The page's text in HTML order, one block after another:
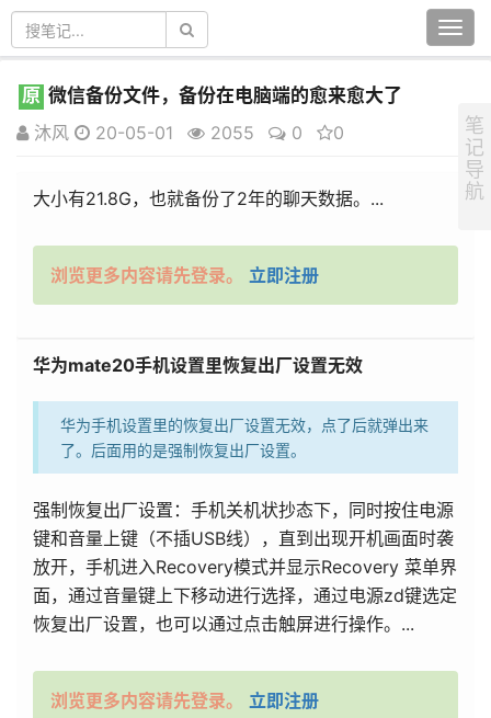
原 微信备份文件，备份在电脑端的愈来愈大了
沐风
20-05-01 2055 0 0
大小有21.8G，也就备份了2年的聊天数据。...
浏览更多内容请先登录。 立即注册
华为mate20手机设置里恢复出厂设置无效
华为手机设置里的恢复出厂设置无效，点了后就弹出来
了。后面用的是强制恢复出厂设置。
强制恢复出厂设置：手机关机状抄态下，同时按住电源
键和音量上键（不插USB线），直到出现开机画面时袭
放开，手机进入Recovery模式并显示Recovery 菜单界
面，通过音量键上下移动进行选择，通过电源zd键选定
恢复出厂设置，也可以通过点击触屏进行操作。...
浏览更多内容请先登录。 立即注册
笔
记
导
航